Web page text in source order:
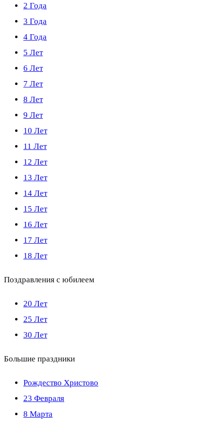
2 Года
3 Года
4 Года
5 Лет
6 Лет
7 Лет
8 Лет
9 Лет
10 Лет
11 Лет
12 Лет
13 Лет
14 Лет
15 Лет
16 Лет
17 Лет
18 Лет
Поздравления с юбилеем
20 Лет
25 Лет
30 Лет
Большие праздники
Рождество Христово
23 Февраля
8 Марта